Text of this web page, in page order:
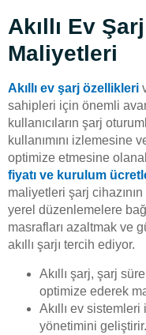
Akıllı Ev
Maliyetleri
Akıllı ev şarj özellikleri
sahipleri için önemli
kullanıcıların şarj
kullanımını izlemesine
optimize etmesine
fiyatı ve kurulum
maliyetleri şarj
yerel düzenlemelere
masrafları azaltmak ve
akıllı şarjı tercih ediyor.
Akıllı şarj, şarj
optimize ederek
Akıllı ev
yönetimini geliştirir.